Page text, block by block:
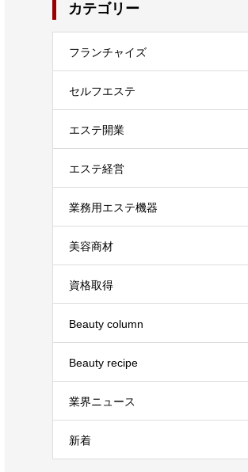
カテゴリー
フランチャイズ
セルフエステ
エステ開業
エステ経営
業務用エステ機器
美容商材
資格取得
Beauty column
Beauty recipe
業界ニュース
新着